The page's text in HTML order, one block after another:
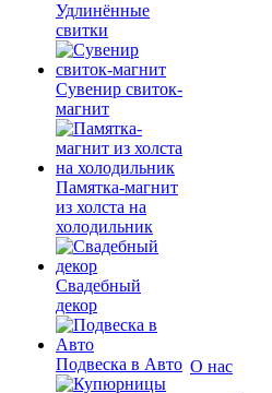
Удлинённые
свитки
Сувенир свиток-
магнит
Памятка-магнит
из холста на
холодильник
Свадебный
декор
Подвеска в Авто О нас